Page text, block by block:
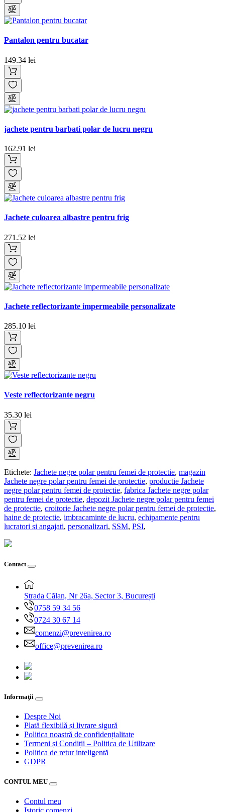
Pantalon pentru bucatar
149.34 lei
jachete pentru barbati polar de lucru negru
162.91 lei
Jachete culoarea albastre pentru frig
271.52 lei
Jachete reflectorizante impermeabile personalizate
285.10 lei
Veste reflectorizante negru
35.30 lei
Etichete: Jachete negre polar pentru femei de protectie, magazin
Jachete negre polar pentru femei de protectie, productie Jachete
negre polar pentru femei de protectie, fabrica Jachete negre polar
pentru femei de protectie, depozit Jachete negre polar pentru femei
de protectie, croitorie Jachete negre polar pentru femei de protectie,
haine de protectie, imbracaminte de lucru, echipamente pentru
lucratori si angajati, personalizari, SSM, PSI,
Contact
Strada Călan, Nr 26a, Sector 3, București
0758 59 34 56
0724 30 67 14
comenzi@prevenirea.ro
office@prevenirea.ro
Informaţii
Despre Noi
Plată flexibilă și livrare sigură
Politica noastră de confidențialitate
Termeni și Condiții – Politica de Utilizare
Politica de retur inteligentă
GDPR
CONTUL MEU
Contul meu
Istoric comenzi